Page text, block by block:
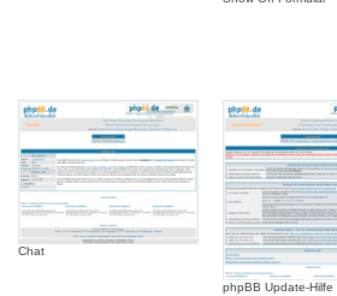
Chat
phpBB Update-Hilfe